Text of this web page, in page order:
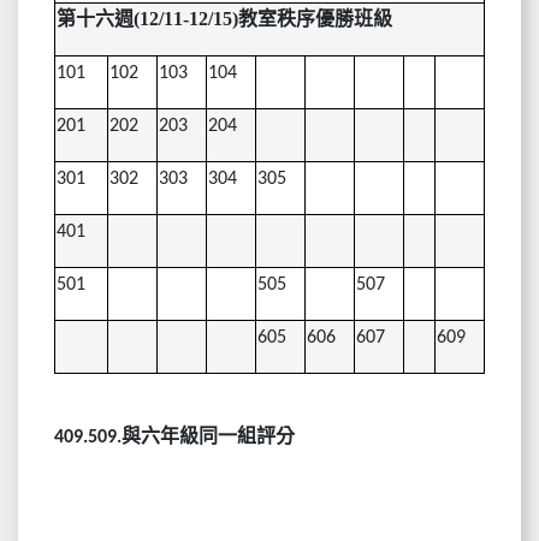
第十六週(12/11-12/15)教室秩序優勝班級
101 102 103 104
201 202 203 204
301 302 303 304 305
401
501 505 507
605 606 607 609
409.509.與六年級同一組評分